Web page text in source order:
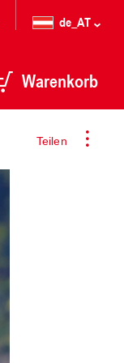
de_AT
Warenkorb
Teilen